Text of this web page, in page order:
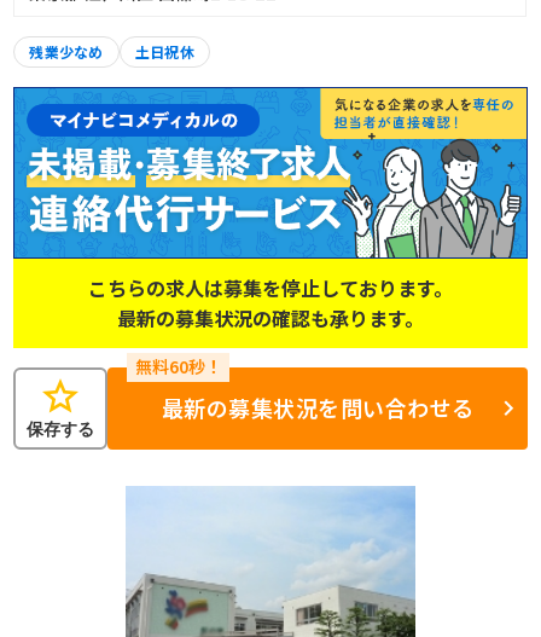
残業少なめ 土日祝休
こちらの求人は募集を停止しております。
最新の募集状況の確認も承ります。
star
保存する
最新の募集状況を問い合わせる